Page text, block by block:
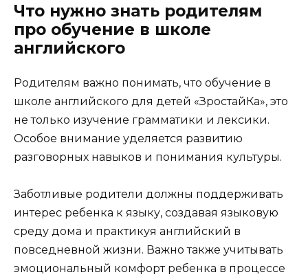
Что нужно знать родителям
про обучение в школе
английского
Родителям важно понимать, что обучение в
школе английского для детей «ЗростайКа», это
не только изучение грамматики и лексики.
Особое внимание уделяется развитию
разговорных навыков и понимания культуры.
Заботливые родители должны поддерживать
интерес ребенка к языку, создавая языковую
среду дома и практикуя английский в
повседневной жизни. Важно также учитывать
эмоциональный комфорт ребенка в процессе